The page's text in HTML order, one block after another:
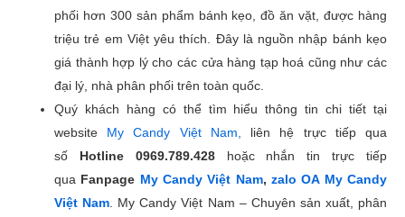
phối hơn 300 sản phẩm bánh kẹo, đồ ăn vặt, được hàng
triệu trẻ em Việt yêu thích. Đây là nguồn nhập bánh kẹo
giá thành hợp lý cho các cửa hàng tạp hoá cũng như các
đại lý, nhà phân phối trên toàn quốc.
Quý khách hàng có thể tìm hiểu thông tin chi tiết tại
website My Candy Việt Nam,
liên hệ trực tiếp qua
số Hotline 0969.789.428hoặc nhắn tin trực tiếp
qua Fanpage My Candy Việt Nam,zalo OA My Candy
Việt Nam . My Candy Việt Nam – Chuyên sản xuất, phân